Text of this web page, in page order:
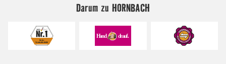
Darum zu HORNBACH